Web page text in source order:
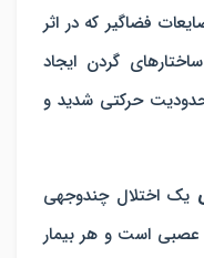
فضاگیر که در اثر
گردن ایجاد
حرکتی شدید و
یک اختلال چندوجهی
عصبی است و هر بیمار